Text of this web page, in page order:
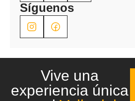
Síguenos
Vive una
experiencia única